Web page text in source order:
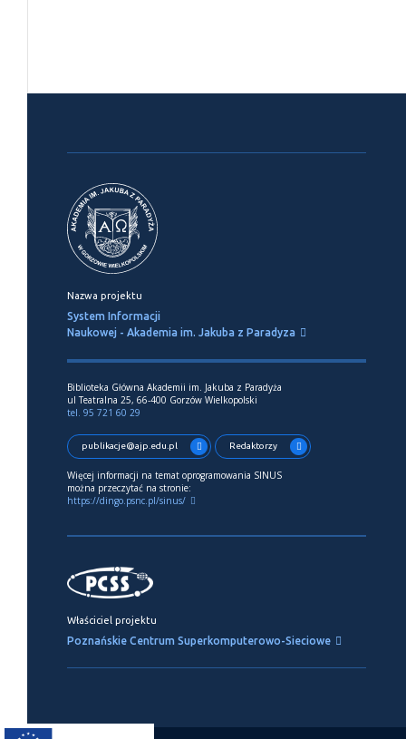
Nazwa projektu
System Informacji
Naukowej - Akademia im. Jakuba z Paradyza
Biblioteka Główna Akademii im. Jakuba z Paradyża
ul Teatralna 25, 66-400 Gorzów Wielkopolski
tel. 95 721 60 29
publikacje@ajp.edu.pl Redaktorzy
Więcej informacji na temat oprogramowania SINUS
można przeczytać na stronie:
https://dingo.psnc.pl/sinus/
Właściciel projektu
Poznańskie Centrum Superkomputerowo-Sieciowe